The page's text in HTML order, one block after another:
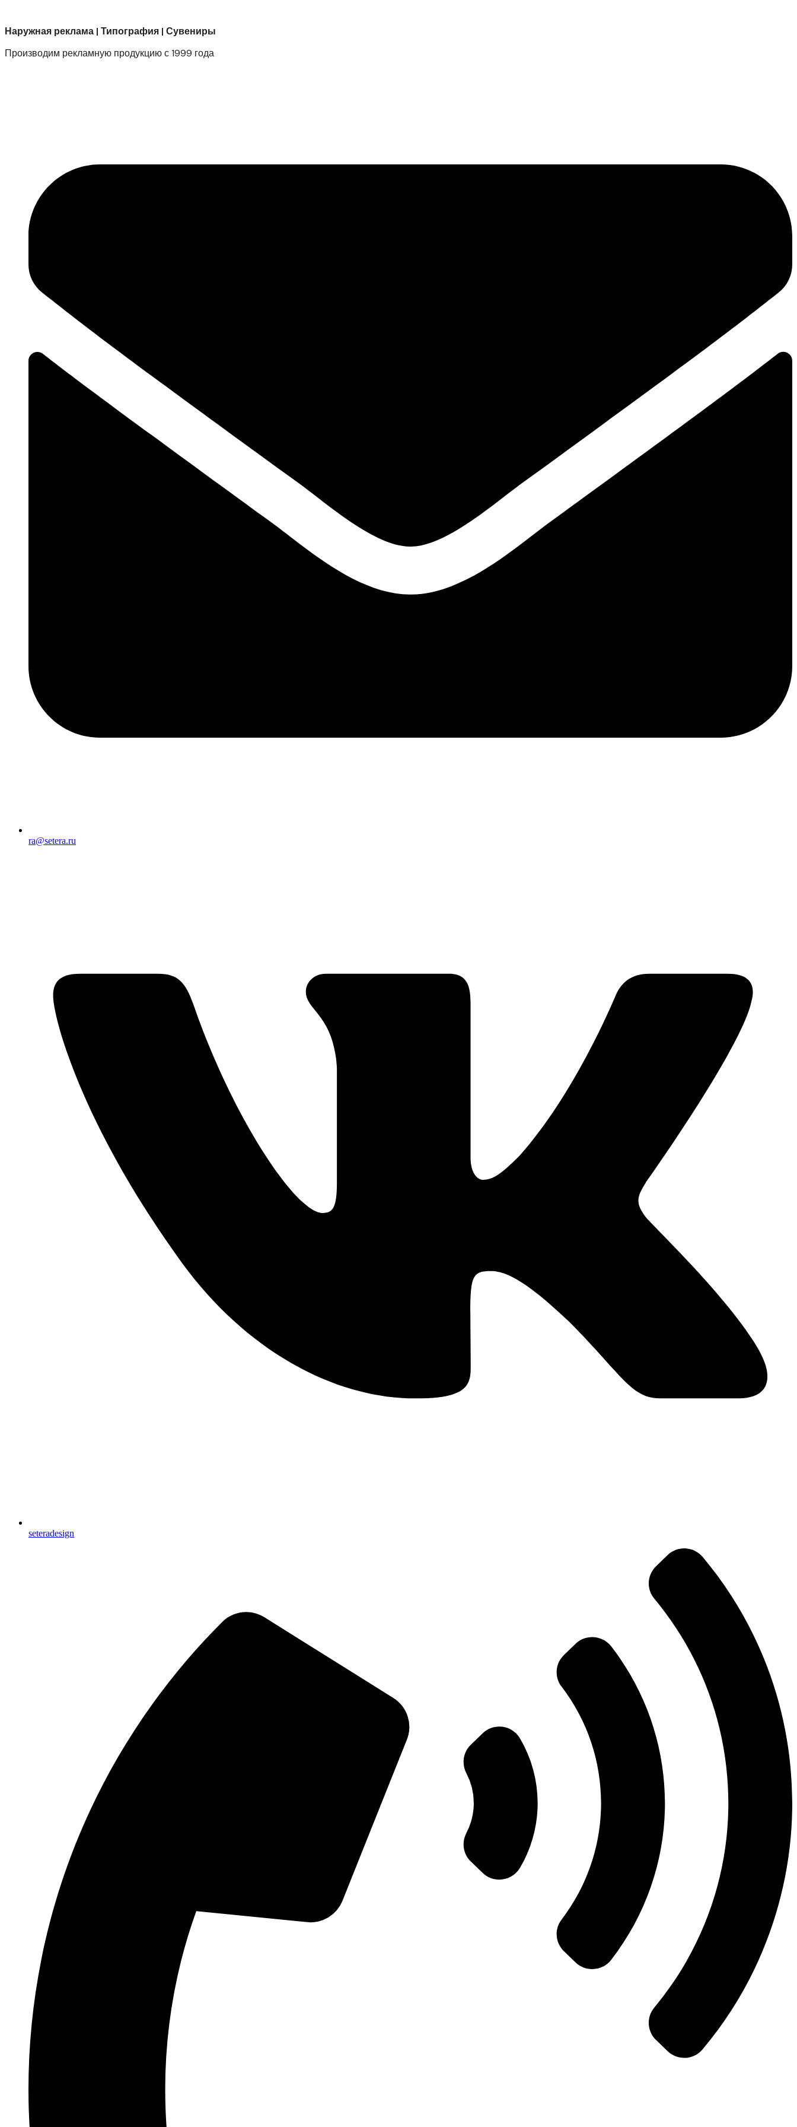
Наружная реклама | Типография | Сувениры
Производим рекламную продукцию с 1999 года
ra@setera.ru
seteradesign